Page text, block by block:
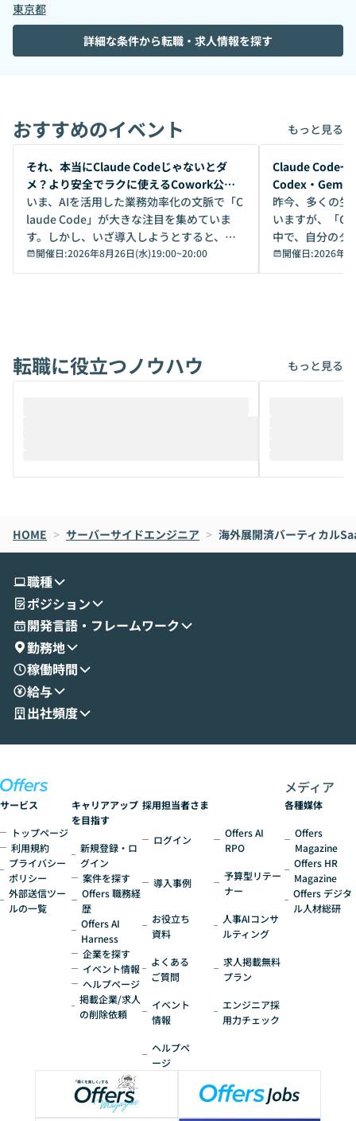
東京都
詳細な条件から転職・求人情報を探す
おすすめのイベント もっと見る
開催前
それ、本当にClaude Codeじゃないとダ
メ？より安全でラクに使えるCowork公開
デモ
いま、AIを活用した業務効率化の文脈で「C
laude Code」が大きな注目を集めていま
す。しかし、いざ導入しようとすると、セ
キュリティ面の懸念や権限管理のハードル
から、気軽に使えないケースも多いのでは
けでなく、想像以上の範囲まで自動化でき
ることは、まだあまり知られていません。
メルカリでの判断基準をもとに「なぜClau
oworkの基本的な機能をご紹介いただきま
す。 続く公開デモでは、実際にCoworkを
せいただきます。数分でワークフローが完
成する手軽さや、Gmail等の外部サービス
とセキュアに連携できるポイントなど、実
演を通じて具体的なイメージをお届けしま
す。 後半のディスカッションでは、セキュ
リティの考え方や社内導入の進め方など、
現場目線でさらに深掘りしていきます。
「自分の業務をAIで自動化してみたいけ
いう方にこそ参加いただきたいイベントで
開催日:2026年8月26日(水)19:00~20:00
開催前
Claude Code一
Codex・
昨今、多くの生
いますが、「
中で、自分のタ
いいのか」を自
か？ 「なんとなく誰かが良いと言っていた
は、評判では
ているAIを選ぶこ
それぞれの本当
は、LLMのフル
ント構築の最前
開催日:2026年8
転職に役立つノウハウ もっと見る
HOME > サーバーサイドエンジニア > 海外展開済バーティカル
職種
ポジション
開発言語・フレームワーク
勤務地
稼働時間
給与
出社頻度
サービス
トップページ
利用規約
プライバシー
ポリシー
外部送信ツー
ルの一覧
キャリアアップ
を目指す
新規登録・ロ
グイン
案件を探す
Offers 職務経
歴
Offers AI
Harness
企業を探す
イベント情報
ヘルプページ
掲載企業/求人
の削除依頼
採用担当者さま
ログイン
導入事例
お役立ち
資料
よくある
ご質問
イベント
情報
ヘルプペ
ージ
Offers AI
RPO
予算型リテー
ナー
人事AIコンサ
ルティング
求人掲載無料
プラン
エンジニア採
用力チェック
メディア
各種媒体
Offers
Magazine
Offers HR
Magazine
Offers デジタ
ル人材総研